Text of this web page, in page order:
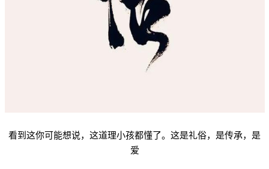
看到这你可能想说，这道理小孩都懂了。这是礼俗，是传承，是
爱